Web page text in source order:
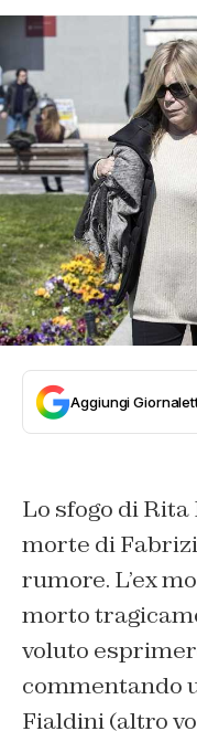
Aggiungi
Lo sfogo di Rita
morte di
rumore. L’ex
morto
voluto
commentando
Fialdini (altro